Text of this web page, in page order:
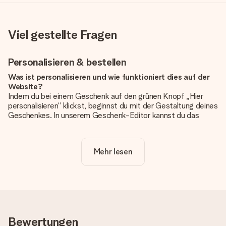
Viel gestellte Fragen
Personalisieren & bestellen
Was ist personalisieren und wie funktioniert dies auf der
Website?
Indem du bei einem Geschenk auf den grünen Knopf „Hier
personalisieren“ klickst, beginnst du mit der Gestaltung deines
Geschenkes. In unserem Geschenk-Editor kannst du das
noch eines unserer angebotenen Designs, um deinem
Geschenk die perfekte Ausstrahlung zu verleihen.
Wir möchten sicherstellen, dass du mit deinem Geschenk
Mehr lesen
Bewertungen